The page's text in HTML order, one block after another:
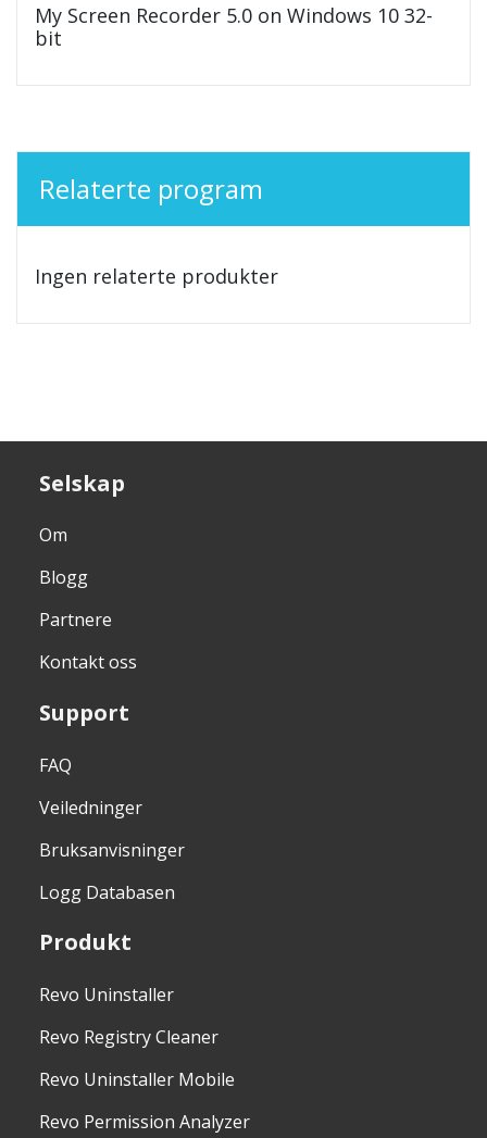
My Screen Recorder 5.0 on Windows 10 32-
bit
Relaterte program
Ingen relaterte produkter
Selskap
Om
Blogg
Partnere
Kontakt oss
Support
FAQ
Veiledninger
Bruksanvisninger
Logg Databasen
Produkt
Revo Uninstaller
Revo Registry Cleaner
Revo Uninstaller Mobile
Revo Permission Analyzer